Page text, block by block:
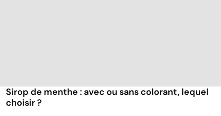
Sirop de menthe : avec ou sans colorant, lequel
choisir ?